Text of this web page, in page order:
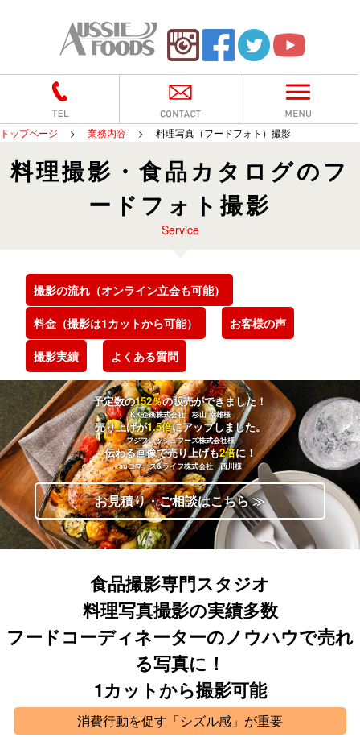
トップページ > 業務内容 > 料理写真（フードフォト）撮影
料理撮影・食品カタログのフ
ードフォト撮影
Service
撮影の流れ（オンライン立会も可能）
料金（撮影は1カットから可能） お客様の声
撮影実績 よくある質問
予定数の152％の販売ができました！
KK企画株式会社 杉山 幸雄様
売り上げが1.5倍にアップしました。
フジフレッシュフーズ株式会社様
伝わる画像で売り上げも2倍に！
auコマース&ライフ株式会社 西川様
お見積り・ご相談はこちら ≫
食品撮影専門スタジオ
料理写真撮影の実績多数
フードコーディネーターのノウハウで売れ
る写真に！
1カットから撮影可能
消費行動を促す「シズル感」が重要